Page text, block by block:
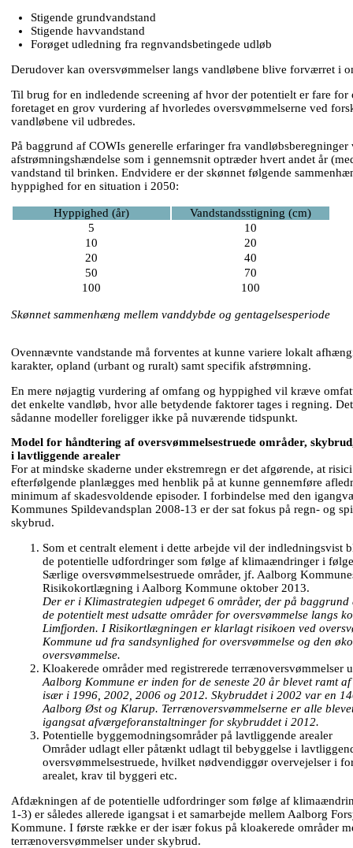
Stigende grundvandstand
Stigende havvandstand
Forøget udledning fra regnvandsbetingede udløb
Derudover kan oversvømmelser langs vandløbene blive forværret i
Til brug for en indledende screening af hvor der potentielt er fare for
foretaget en grov vurdering af hvorledes oversvømmelserne ved
vandløbene vil udbredes.
På baggrund af COWIs generelle erfaringer fra
afstrømningshændelse som i gennemsnit optræder hvert andet år
vandstand til brinken. Endvidere er der skønnet følgende
hyppighed for en situation i 2050:
Hyppighed (år)
Vandstandsstigning (cm)
5
10
10
20
20
40
50
70
100
100
Skønnet sammenhæng mellem vanddybde og gentagelsesperiode
Ovennævnte vandstande må forventes at kunne variere lokalt
karakter, opland (urbant og ruralt) samt specifik afstrømning.
En mere nøjagtig vurdering af omfang og hyppighed vil kræve
det enkelte vandløb, hvor alle betydende faktorer tages i regning.
sådanne modeller foreligger ikke på nuværende tidspunkt.
Model for håndtering af oversvømmelsestruede områder,
i lavtliggende arealer
For at mindske skaderne under ekstremregn er det afgørende, at
efterfølgende planlægges med henblik på at kunne gennemføre
minimum af skadesvoldende episoder. I forbindelse med den
Kommunes Spildevandsplan 2008-13 er der sat fokus på regn- og
skybrud.
Som et centralt element i dette arbejde vil der indledningsvist
de potentielle udfordringer som følge af klimaændringer i
Særlige oversvømmelsestruede områder, jf. Aalborg
Risikokortlægning i Aalborg Kommune oktober 2013.
Der er i Klimastrategien udpeget 6 områder, der på baggrund
de potentielt mest udsatte områder for oversvømmelse langs
Limfjorden. I Risikortlægningen er klarlagt risikoen ved
Kommune ud fra sandsynlighed for oversvømmelse og den
oversvømmelse.
Kloakerede områder med registrerede terrænoversvømmelser
Aalborg Kommune er inden for de seneste 20 år blevet ramt
især i 1996, 2002, 2006 og 2012. Skybruddet i 2002 var en
Aalborg Øst og Klarup. Terrænoversvømmelserne er alle
igangsat afværgeforanstaltninger for skybruddet i 2012.
Potentielle byggemodningsområder på lavtliggende arealer
Områder udlagt eller påtænkt udlagt til bebyggelse i
oversvømmelsestruede, hvilket nødvendiggør overvejelser i
arealet, krav til byggeri etc.
Afdækningen af de potentielle udfordringer som følge af
1-3) er således allerede igangsat i et samarbejde mellem Aalborg
Kommune. I første række er der især fokus på kloakerede områder
terrænoversvømmelser under skybrud.